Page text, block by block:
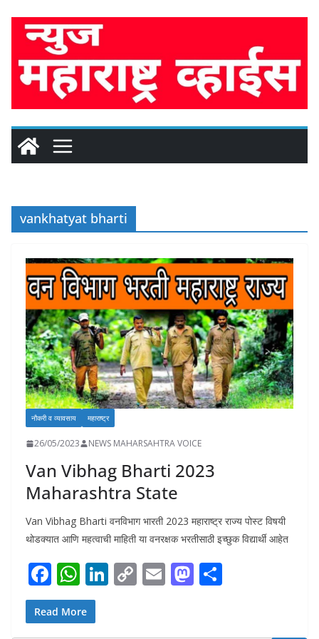
vankhatyat bharti
नौकरी व व्यावसाय महाराष्ट्र
26/05/2023 NEWS MAHARSAHTRA VOICE
Van Vibhag Bharti 2023
Maharashtra State
Van Vibhag Bharti वनविभाग भारती 2023 महाराष्ट्र राज्य पोस्ट विषयी
थोडक्यात आणि महत्वाची माहिती या वनरक्षक भरतीसाठी इच्छुक विद्यार्थी आहेत
F
ac
e
W
h
at
Li C E M
Read More